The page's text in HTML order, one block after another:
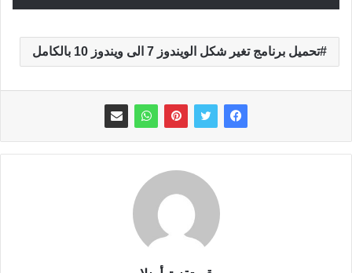
تحميل برنامج تغير شكل الويندوز 7 الى ويندوز 10 بالكامل